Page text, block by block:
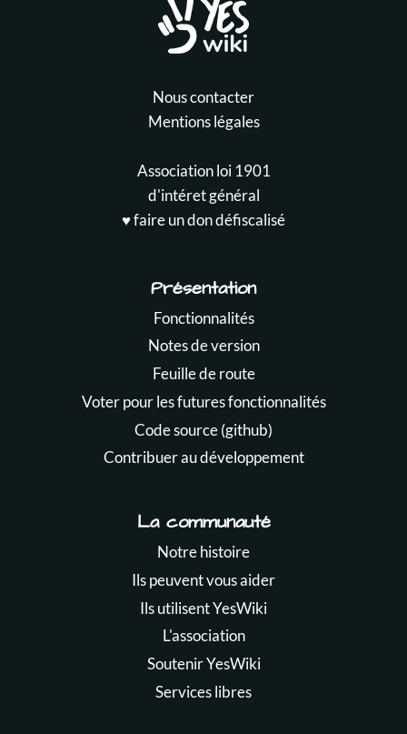
Nous contacter
Mentions légales
Association loi 1901
d'intéret général
♥️ faire un don défiscalisé
Présentation
Fonctionnalités
Notes de version
Feuille de route
Voter pour les futures fonctionnalités
Code source (github)
Contribuer au développement
La communauté
Notre histoire
Ils peuvent vous aider
Ils utilisent YesWiki
L'association
Soutenir YesWiki
Services libres